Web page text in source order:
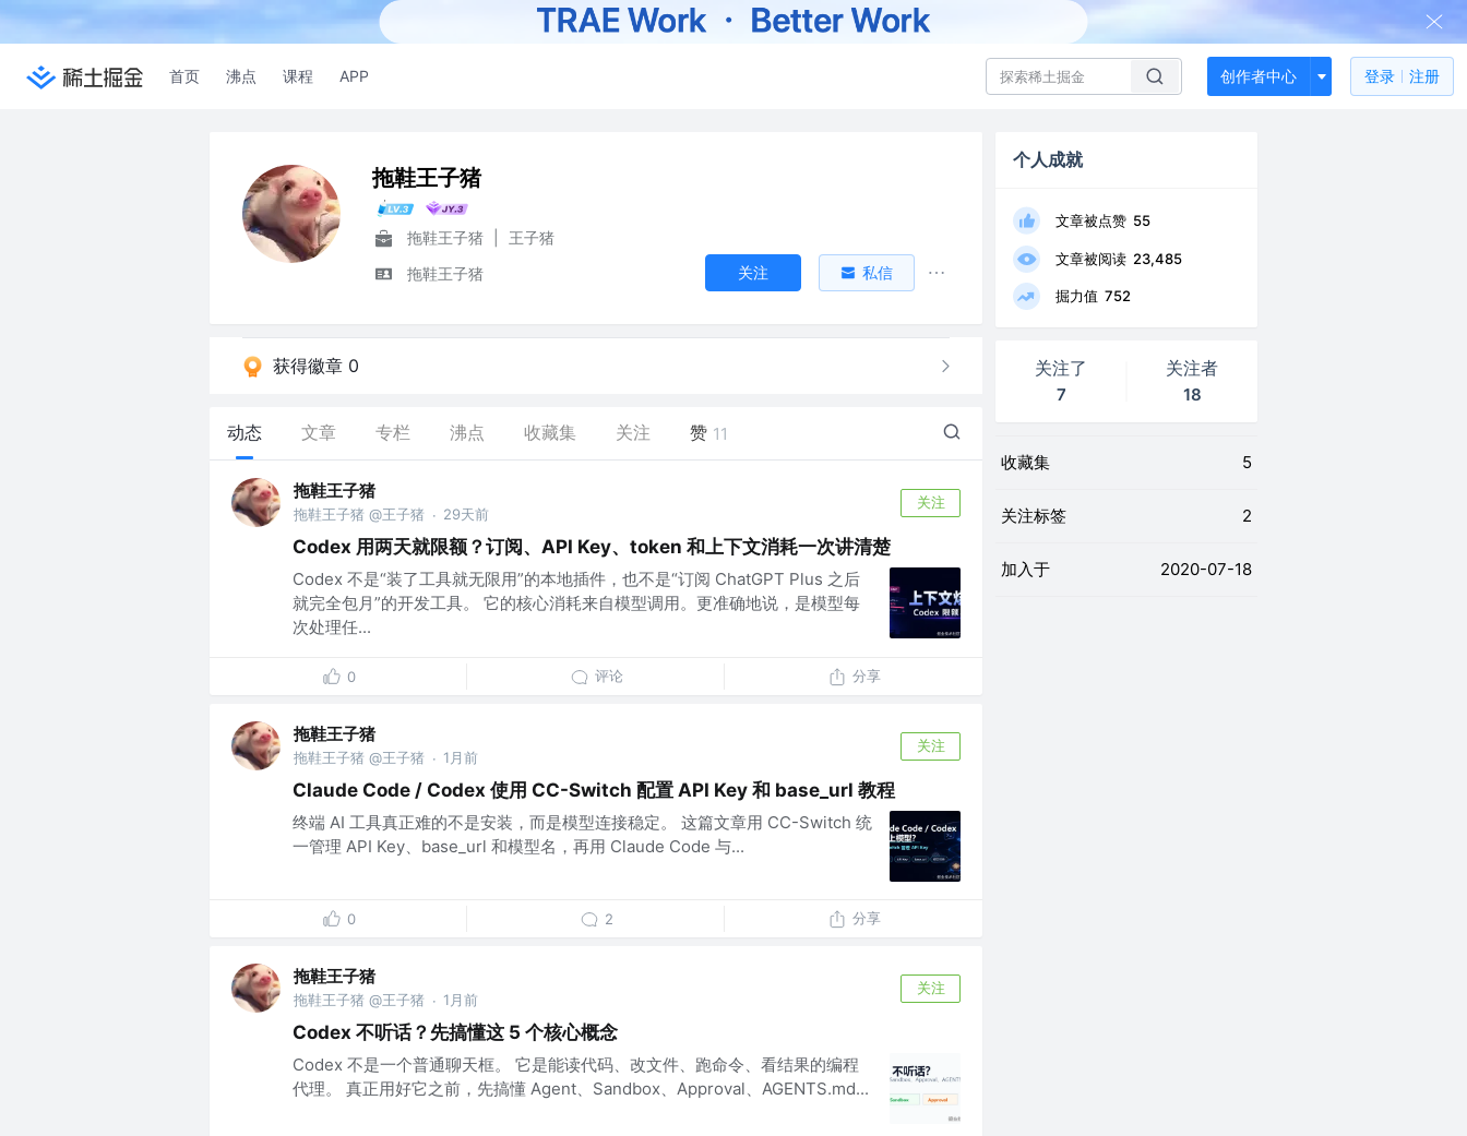
首页 沸点 课程 APP 创作者中心 登录 注册
拖鞋王子猪
拖鞋王子猪
王子猪
拖鞋王子猪
关注 私信
获得徽章 0
动态 文章 专栏 沸点 收藏集 关注 赞 11
拖鞋王子猪
拖鞋王子猪 @王子猪 · 29天前
关注
Codex 用两天就限额？订阅、API Key、token 和上下文消耗一次讲清楚
Codex 不是“装了工具就无限用”的本地插件，也不是“订阅 ChatGPT Plus 之后
就完全包月”的开发工具。 它的核心消耗来自模型调用。更准确地说，是模型每
次处理任...
0 评论 分享
拖鞋王子猪
拖鞋王子猪 @王子猪 · 1月前
关注
Claude Code / Codex 使用 CC-Switch 配置 API Key 和 base_url 教程
终端 AI 工具真正难的不是安装，而是模型连接稳定。 这篇文章用 CC-Switch 统
一管理 API Key、base_url 和模型名，再用 Claude Code 与...
0 2 分享
拖鞋王子猪
拖鞋王子猪 @王子猪 · 1月前
关注
Codex 不听话？先搞懂这 5 个核心概念
Codex 不是一个普通聊天框。 它是能读代码、改文件、跑命令、看结果的编程
代理。 真正用好它之前，先搞懂 Agent、Sandbox、Approval、AGENTS.md...
个人成就
文章被点赞 55
文章被阅读 23,485
掘力值 752
关注了
7
关注者
18
收藏集 5
关注标签 2
加入于 2020-07-18